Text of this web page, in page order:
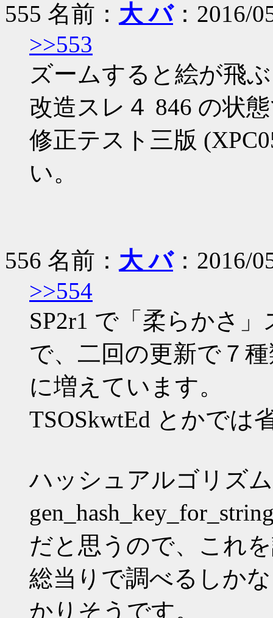
555 名前： 大 バ：2016/
>>553
ズームすると絵が飛
改造スレ４ 846 の状
修正テスト三版
い。
556 名前： 大 バ：2016/
>>554
SP2r1 で「柔らかさ
で、二回の更新で７
に増えています。
TSOSkwtEd とかでは
ハッシュアルゴリズム
だと思うので、これ
総当りで調べるしか
かりそうです。